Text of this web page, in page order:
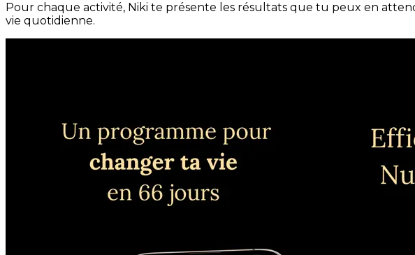
Pour chaque activité, Niki te présente les résultats que tu peux en
vie quotidienne.